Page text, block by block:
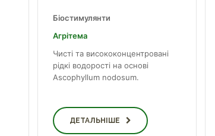
Біостимулянти
Агрітема
Чисті та висококонцентровані
рідкі водорості на основі
Ascophyllum nodosum.
ДЕТАЛЬНІШЕ